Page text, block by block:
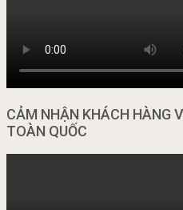
CẢM NHẬN KHÁCH HÀNG
TOÀN QUỐC